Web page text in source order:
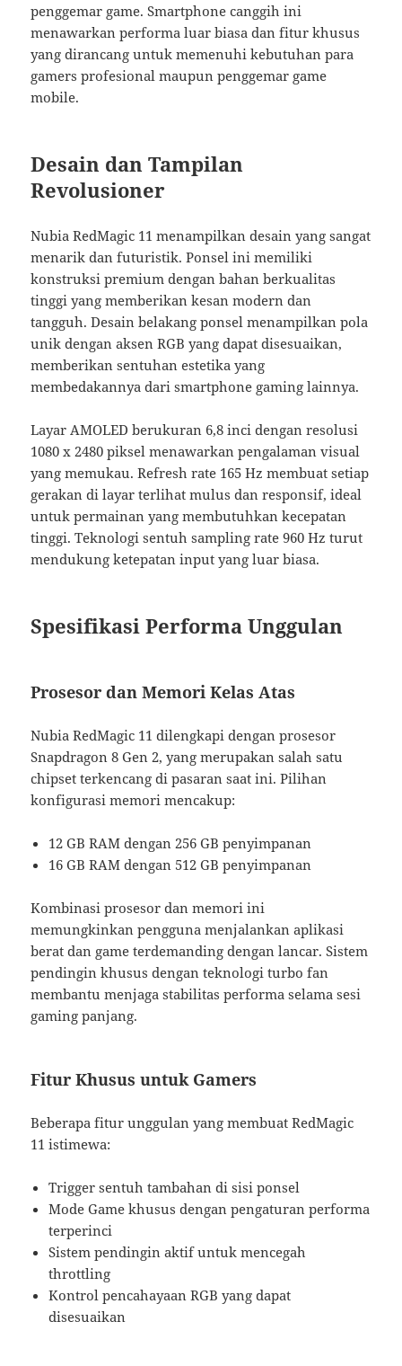
penggemar game. Smartphone canggih ini
menawarkan performa luar biasa dan fitur khusus
yang dirancang untuk memenuhi kebutuhan para
gamers profesional maupun penggemar game
mobile.
Desain dan Tampilan
Revolusioner
Nubia RedMagic 11 menampilkan desain yang sangat
menarik dan futuristik. Ponsel ini memiliki
konstruksi premium dengan bahan berkualitas
tinggi yang memberikan kesan modern dan
tangguh. Desain belakang ponsel menampilkan pola
unik dengan aksen RGB yang dapat disesuaikan,
memberikan sentuhan estetika yang
membedakannya dari smartphone gaming lainnya.
Layar AMOLED berukuran 6,8 inci dengan resolusi
1080 x 2480 piksel menawarkan pengalaman visual
yang memukau. Refresh rate 165 Hz membuat setiap
gerakan di layar terlihat mulus dan responsif, ideal
untuk permainan yang membutuhkan kecepatan
tinggi. Teknologi sentuh sampling rate 960 Hz turut
mendukung ketepatan input yang luar biasa.
Spesifikasi Performa Unggulan
Prosesor dan Memori Kelas Atas
Nubia RedMagic 11 dilengkapi dengan prosesor
Snapdragon 8 Gen 2, yang merupakan salah satu
chipset terkencang di pasaran saat ini. Pilihan
konfigurasi memori mencakup:
12 GB RAM dengan 256 GB penyimpanan
16 GB RAM dengan 512 GB penyimpanan
Kombinasi prosesor dan memori ini
memungkinkan pengguna menjalankan aplikasi
berat dan game terdemanding dengan lancar. Sistem
pendingin khusus dengan teknologi turbo fan
membantu menjaga stabilitas performa selama sesi
gaming panjang.
Fitur Khusus untuk Gamers
Beberapa fitur unggulan yang membuat RedMagic
11 istimewa:
Trigger sentuh tambahan di sisi ponsel
Mode Game khusus dengan pengaturan performa
terperinci
Sistem pendingin aktif untuk mencegah
throttling
Kontrol pencahayaan RGB yang dapat
disesuaikan